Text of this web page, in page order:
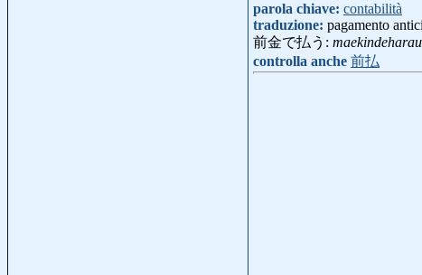
parola chiave: contabilità
traduzione: pagamento
前金で払う: maekindeharau
controlla anche 前払